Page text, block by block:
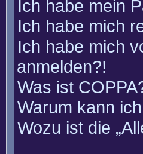
Ich habe mein
Ich habe mich
Ich habe mich
anmelden?!
Was ist
Warum kann
Wozu ist die